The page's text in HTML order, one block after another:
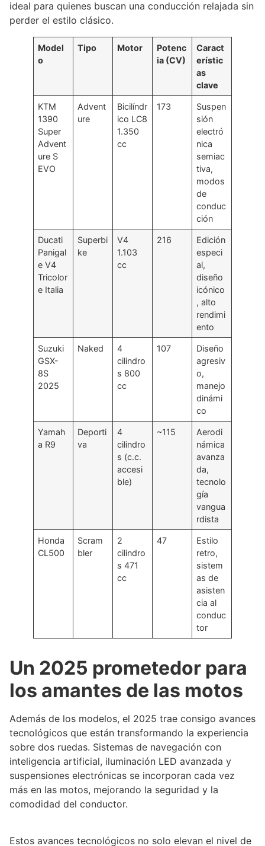
ideal para quienes buscan una conducción relajada sin
perder el estilo clásico.
Model
o
Tipo Motor
Potenc
ia (CV)
Caract
erístic
as
clave
KTM
1390
Super
Advent
ure S
EVO
Advent
ure
Bicilíndr
ico LC8
1.350
cc
173
Suspen
sión
electró
nica
semiac
tiva,
modos
de
conduc
ción
Ducati
Panigal
e V4
Tricolor
e Italia
Superbi
ke
V4
1.103
cc
216
Edición
especi
al,
diseño
icónico
, alto
rendimi
ento
Suzuki
GSX-
8S
2025
Naked
4
cilindro
s 800
cc
107
Diseño
agresiv
o,
manejo
dinámi
co
Yamah
a R9
Deporti
va
4
cilindro
s (c.c.
accesi
ble)
~115
Aerodi
námica
avanza
da,
tecnolo
gía
vangua
rdista
Honda
CL500
Scram
bler
2
cilindro
s 471
cc
47
Estilo
retro,
sistem
as de
asisten
cia al
conduc
tor
Un 2025 prometedor para
los amantes de las motos
Además de los modelos, el 2025 trae consigo avances
tecnológicos que están transformando la experiencia
sobre dos ruedas. Sistemas de navegación con
inteligencia artificial, iluminación LED avanzada y
suspensiones electrónicas se incorporan cada vez
más en las motos, mejorando la seguridad y la
comodidad del conductor.
Estos avances tecnológicos no solo elevan el nivel de